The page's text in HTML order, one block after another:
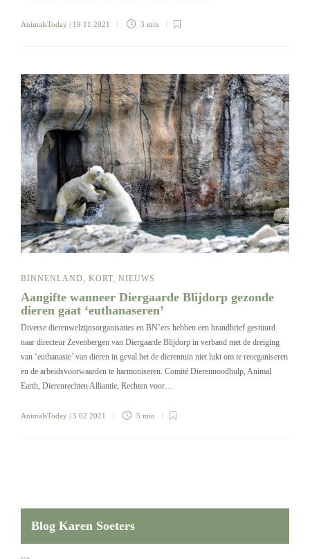
AnimalsToday | 19 11 2021 3 min
BINNENLAND, KORT, NIEUWS
Aangifte wanneer Diergaarde Blijdorp gezonde
dieren gaat ‘euthanaseren’
Diverse dierenwelzijnsorganisaties en BN’ers hebben een brandbrief gestuurd
naar directeur Zevenbergen van Diergaarde Blijdorp in verband met de dreiging
van ‘euthanasie’ van dieren in geval het de dierentuin niet lukt om te reorganiseren
en de arbeidsvoorwaarden te harmoniseren. Comité Dierennoodhulp, Animal
Earth, Dierenrechten Alliantie, Rechten voor…
AnimalsToday | 5 02 2021 5 min
Blog Karen Soeters